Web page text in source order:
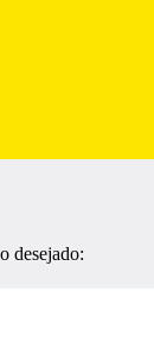
desejado: